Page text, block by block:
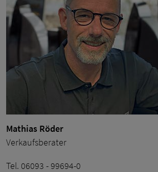
Mathias Röder
Verkaufsberater
Tel. 06093 - 99694-0